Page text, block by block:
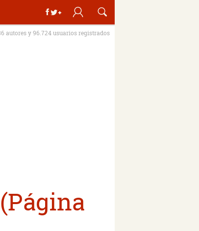
autores y 96.724 usuarios registrados